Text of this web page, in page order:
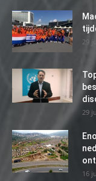
29
29
16